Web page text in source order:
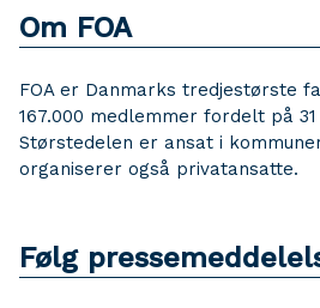
Om FOA
FOA er Danmarks tredjestørste
167.000 medlemmer fordelt på
Størstedelen er ansat i
organiserer også privatansatte.
Følg